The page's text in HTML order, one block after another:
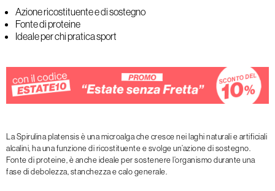
Azione ricostituente e di sostegno
Fonte di proteine
Ideale per chi pratica sport
La Spirulina platensis è una microalga che cresce nei laghi naturali e artificiali
alcalini, ha una funzione di ricostituente e svolge un’azione di sostegno.
Fonte di proteine, è anche ideale per sostenere l’organismo durante una
fase di debolezza, stanchezza e calo generale.